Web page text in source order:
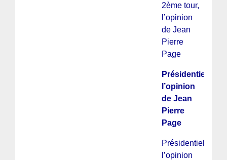
2ème tour,
l’opinion
de Jean
Pierre
Page
Présidentielles :
l’opinion
de Jean
Pierre
Page
Présidentielles :
l’opinion